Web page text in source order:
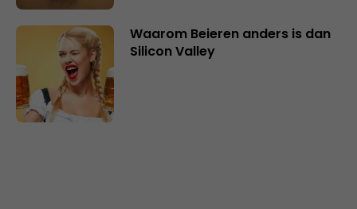
Waarom Beieren anders is dan
Silicon Valley